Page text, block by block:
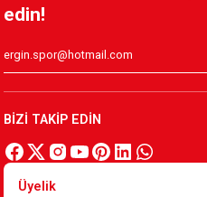
edin!
BİZİ TAKİP EDİN
Üyelik